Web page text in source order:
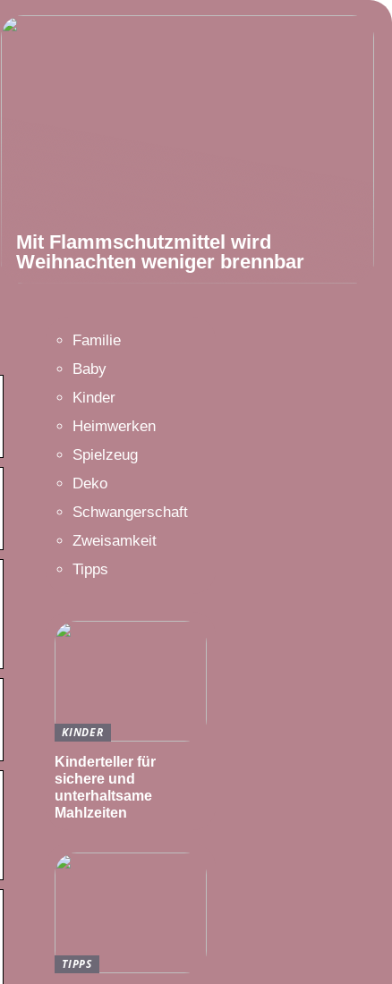
Mit Flammschutzmittel wird
Weihnachten weniger brennbar
Familie
Baby
Kinder
Heimwerken
Spielzeug
Deko
Schwangerschaft
Zweisamkeit
Tipps
KINDER
Kinderteller für
sichere und
unterhaltsame
Mahlzeiten
TIPPS